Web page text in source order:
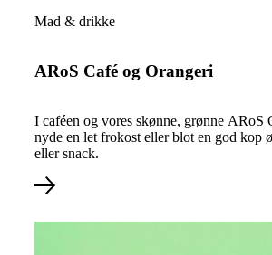
Mad & drikke
ARoS Café og Orangeri
I caféen og vores skønne, grønne ARoS
nyde en let frokost eller blot en god kop
eller snack.